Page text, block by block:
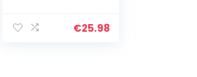
bis fettige Haut,
€25.98